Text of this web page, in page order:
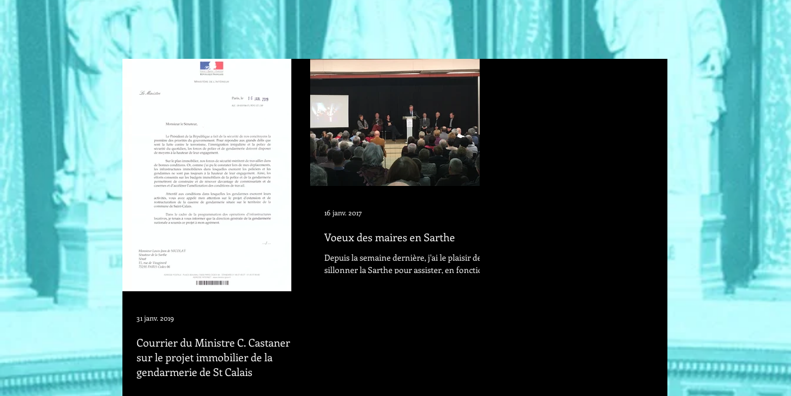
Courrier du Ministre C. Castaner
sur le projet immobilier de la
gendarmerie de St Calais
31 janv. 2019
Voeux des maires en Sarthe
Depuis la semaine dernière, j'ai le plaisir de
sillonner la Sarthe pour assister, en fonction
16 janv. 2017